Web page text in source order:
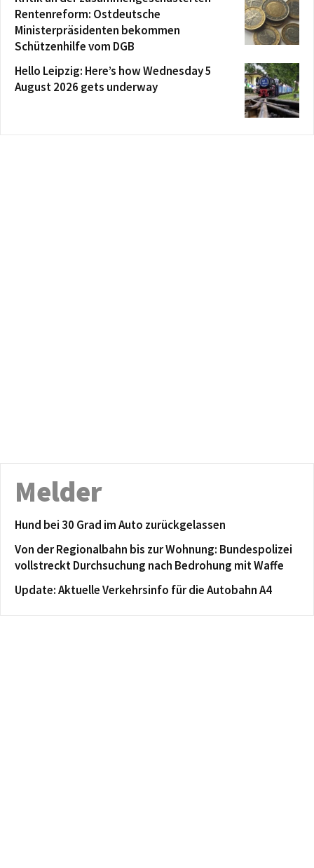
Rentenreform: Ostdeutsche
Ministerpräsidenten bekommen
Schützenhilfe vom DGB
Hello Leipzig: Here’s how Wednesday 5
August 2026 gets underway
Melder
Hund bei 30 Grad im Auto zurückgelassen
Von der Regionalbahn bis zur Wohnung: Bundespolizei
vollstreckt Durchsuchung nach Bedrohung mit Waffe
Update: Aktuelle Verkehrsinfo für die Autobahn A4